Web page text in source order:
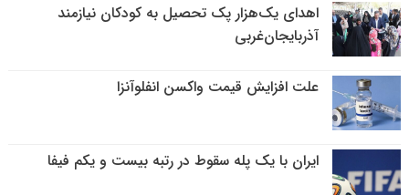
اهدای یک‌هزار پک تحصیل به کودکان نیازمند
آذربایجان‌غربی
علت افزایش قیمت واکسن انفلوآنزا
ایران با یک پله سقوط در رتبه بیست و یکم فیفا